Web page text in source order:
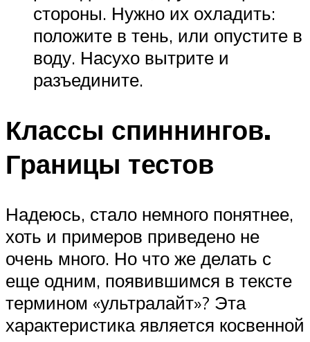
стороны. Нужно их охладить:
положите в тень, или опустите в
воду. Насухо вытрите и
разъедините.
Классы спиннингов.
Границы тестов
Надеюсь, стало немного понятнее,
хоть и примеров приведено не
очень много. Но что же делать с
еще одним, появившимся в тексте
термином «ультралайт»? Эта
характеристика является косвенной